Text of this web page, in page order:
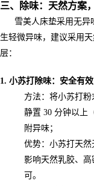
三、除味：天然方案
雪美人床垫采用无异
生轻微异味，建议采用
层：
1. 小苏打除味：安全有
方法：将小苏打粉
静置 30 分钟以上
附异味；
优势：小苏打天
影响天然乳胶、
可。